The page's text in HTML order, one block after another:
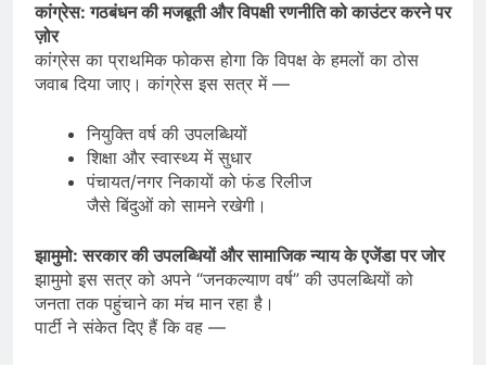
कांग्रेस: गठबंधन की मजबूती और विपक्षी रणनीति को काउंटर करने पर
ज़ोर
कांग्रेस का प्राथमिक फोकस होगा कि विपक्ष के हमलों का ठोस
जवाब दिया जाए। कांग्रेस इस सत्र में —
नियुक्ति वर्ष की उपलब्धियों
शिक्षा और स्वास्थ्य में सुधार
पंचायत/नगर निकायों को फंड रिलीज
जैसे बिंदुओं को सामने रखेगी।
झामुमो: सरकार की उपलब्धियों और सामाजिक न्याय के एजेंडा पर जोर
झामुमो इस सत्र को अपने “जनकल्याण वर्ष” की उपलब्धियों को
जनता तक पहुंचाने का मंच मान रहा है।
पार्टी ने संकेत दिए हैं कि वह —